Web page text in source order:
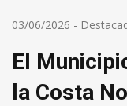
03/06/2026 -
El
la Costa